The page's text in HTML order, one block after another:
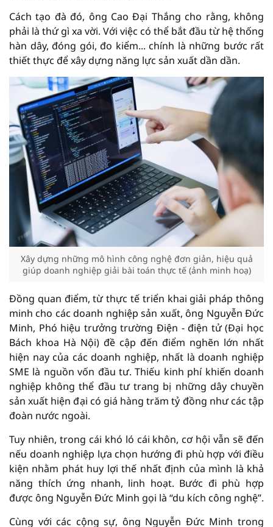
Cách tạo đà đó, ông Cao Đại Thắng cho rằng, không
phải là thứ gì xa vời. Với việc có thể bắt đầu từ hệ thống
hàn dây, đóng gói, đo kiểm... chính là những bước rất
thiết thực để xây dựng năng lực sản xuất dần dần.
Xây dựng những mô hình công nghệ đơn giản, hiệu quả
giúp doanh nghiệp giải bài toán thực tế (ảnh minh hoạ)
Đồng quan điểm, từ thực tế triển khai giải pháp thông
minh cho các doanh nghiệp sản xuất, ông Nguyễn Đức
Minh, Phó hiệu trưởng trường Điện - điện tử (Đại học
Bách khoa Hà Nội) đề cập đến điểm nghẽn lớn nhất
hiện nay của các doanh nghiệp, nhất là doanh nghiệp
SME là nguồn vốn đầu tư. Thiếu kinh phí khiến doanh
nghiệp không thể đầu tư trang bị những dây chuyền
sản xuất hiện đại có giá hàng trăm tỷ đồng như các tập
đoàn nước ngoài.
Tuy nhiên, trong cái khó ló cái khôn, cơ hội vẫn sẽ đến
nếu doanh nghiệp lựa chọn hướng đi phù hợp với điều
kiện nhằm phát huy lợi thế nhất định của mình là khả
năng thích ứng nhanh, linh hoạt. Bước đi phù hợp
được ông Nguyễn Đức Minh gọi là “du kích công nghệ”.
Cùng với các cộng sự, ông Nguyễn Đức Minh trong